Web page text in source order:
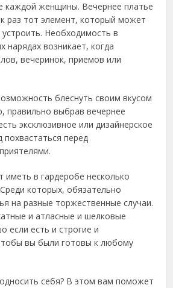
каждой женщины. Вечернее платье
раз тот элемент, который может
Необходимость в
нарядах возникает, когда
вечеринок, приемов или
блеснуть своим вкусом
правильно выбрав вечернее
эксклюзивное или дизайнерское
перед
иметь в гардеробе несколько
которых, обязательно
на разные торжественные случаи.
и атласные и шелковые
если есть и строгие и
вы были готовы к любому
себя? В этом вам поможет